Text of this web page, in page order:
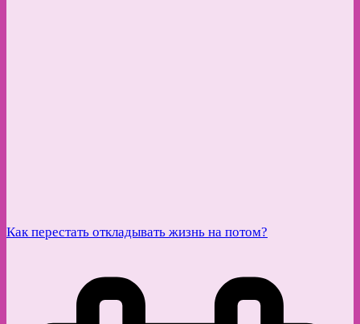
Как перестать откладывать жизнь на потом?